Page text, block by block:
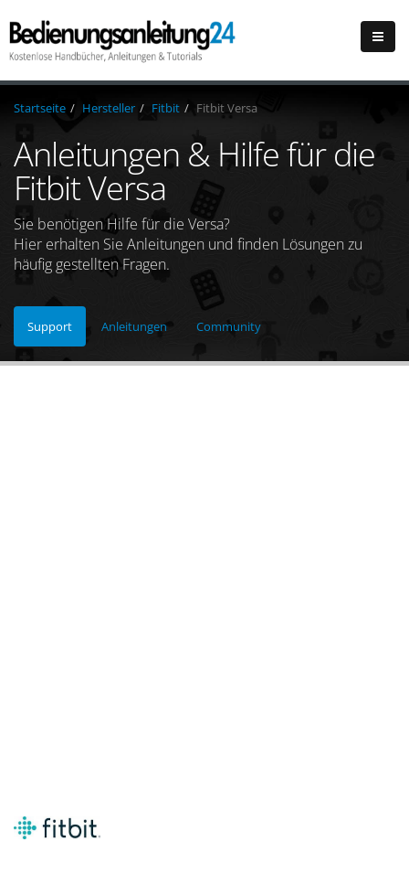
Startseite Hersteller Fitbit Fitbit Versa
Anleitungen & Hilfe für die
Fitbit Versa
Sie benötigen Hilfe für die Versa?
Hier erhalten Sie Anleitungen und finden Lösungen zu
häufig gestellten Fragen.
Support Anleitungen Community